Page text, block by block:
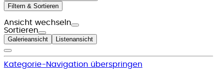
Filtern & Sortieren
Ansicht wechseln
Sortieren
Galerieansicht Listenansicht
Kategorie-Navigation überspringen